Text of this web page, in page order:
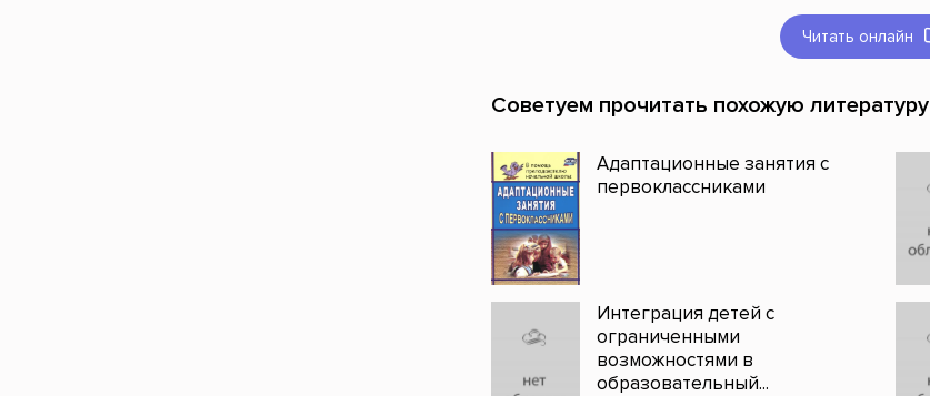
Читать онлайн
Советуем прочитать похожую литературу
Адаптационные занятия с
первоклассниками
Интеграция детей с
ограниченными
возможностями в
образовательный...